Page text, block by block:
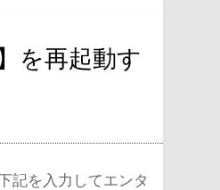
】を再起動す
記を入力してエンタ